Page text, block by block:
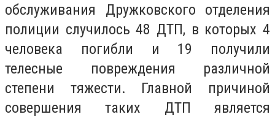
обслуживания Дружковского отделения
полиции случилось 48 ДТП, в которых 4
человека погибли и 19 получили
телесные повреждения различной
степени тяжести. Главной причиной
совершения таких ДТП является